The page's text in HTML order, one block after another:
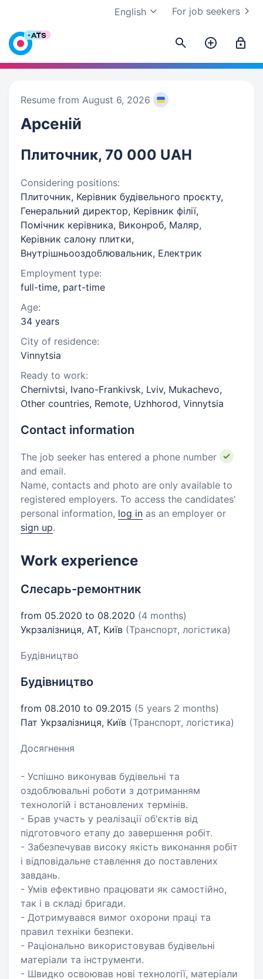
For job seekers
English
Resume from August 6, 2026
Арсеній
Плиточник, 70 000 UAH
Considering positions:
Плиточник, Керівник будівельного проєкту,
Генеральний директор, Керівник філії,
Помічник керівника, Виконроб, Маляр,
Керівник салону плитки,
Внутрішньооздоблювальник, Електрик
Employment type:
full-time, part-time
Age:
34 years
City of residence:
Vinnytsia
Ready to work:
Chernivtsi, Ivano-Frankivsk, Lviv, Mukachevo,
Other countries, Remote, Uzhhorod, Vinnytsia
Contact information
The job seeker has entered a phone number
and email.
Name, contacts and photo are only available to
registered employers. To access the candidates'
personal information, log in as an employer or
sign up.
Work experience
Слесарь-ремонтник
from 05.2020 to 08.2020 (4 months)
Укрзалізниця, АТ, Київ (Транспорт, логістика)
Будівництво
Будівництво
from 08.2010 to 09.2015 (5 years 2 months)
Пат Укрзалізниця, Київ (Транспорт, логістика)
Досягнення
- Успішно виконував будівельні та
оздоблювальні роботи з дотриманням
технологій і встановлених термінів.
- Брав участь у реалізації об'єктів від
підготовчого етапу до завершення робіт.
- Забезпечував високу якість виконання робіт
і відповідальне ставлення до поставлених
завдань.
- Умів ефективно працювати як самостійно,
так і в складі бригади.
- Дотримувався вимог охорони праці та
правил техніки безпеки.
- Раціонально використовував будівельні
матеріали та інструменти.
- Швидко освоював нові технології, матеріали